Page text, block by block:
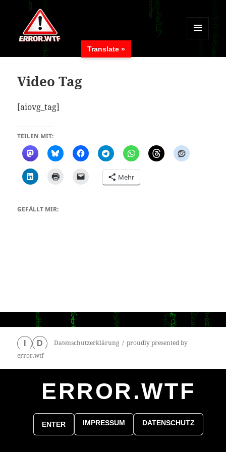
MENÜ
WIDGETS
Video Tag
[aiovg_tag]
TEILEN MIT:
Mehr
GEFÄLLT MIR:
D Datenschutzerklärung
proudly presented by
error.wtf
ERROR.WTF
ENTER IMPRESSUM DATENSCHUTZ
Translate »